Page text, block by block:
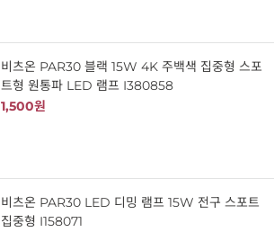
비츠온 PAR30 블랙 15W 4K 주백색 집중형 스포
트형 원통파 LED 램프 I380858
1,500원
비츠온 PAR30 LED 디밍 램프 15W 전구 스포트
집중형 I158071